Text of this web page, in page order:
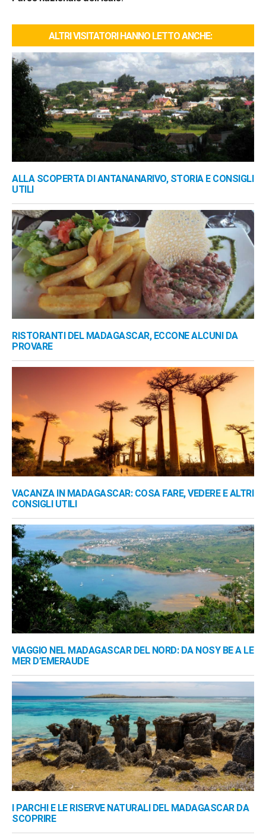
ALTRI VISITATORI HANNO LETTO ANCHE:
ALLA SCOPERTA DI ANTANANARIVO, STORIA E CONSIGLI
UTILI
RISTORANTI DEL MADAGASCAR, ECCONE ALCUNI DA
PROVARE
VACANZA IN MADAGASCAR: COSA FARE, VEDERE E ALTRI
CONSIGLI UTILI
VIAGGIO NEL MADAGASCAR DEL NORD: DA NOSY BE A LE
MER D’EMERAUDE
I PARCHI E LE RISERVE NATURALI DEL MADAGASCAR DA
SCOPRIRE